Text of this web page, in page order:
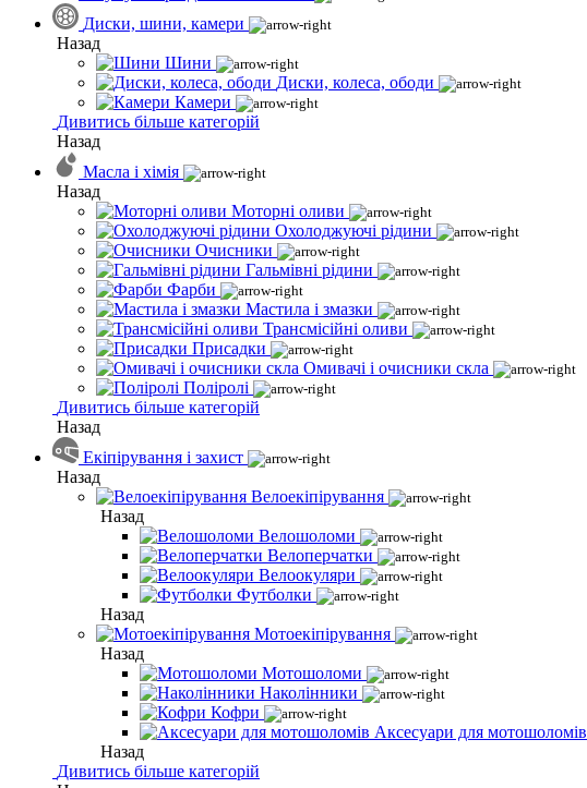
Диски, шини, камери
Назад
Шини
Диски, колеса, ободи
Камери
Дивитись більше категорій
Назад
Масла і хімія
Назад
Моторні оливи
Охолоджуючі рідини
Очисники
Гальмівні рідини
Фарби
Мастила і змазки
Трансмісійні оливи
Присадки
Омивачі і очисники скла
Поліролі
Дивитись більше категорій
Назад
Екіпірування і захист
Назад
Велоекіпірування
Назад
Велошоломи
Велоперчатки
Велоокуляри
Футболки
Назад
Мотоекіпірування
Назад
Мотошоломи
Наколінники
Кофри
Аксесуари для мотошоломів
Назад
Дивитись більше категорій